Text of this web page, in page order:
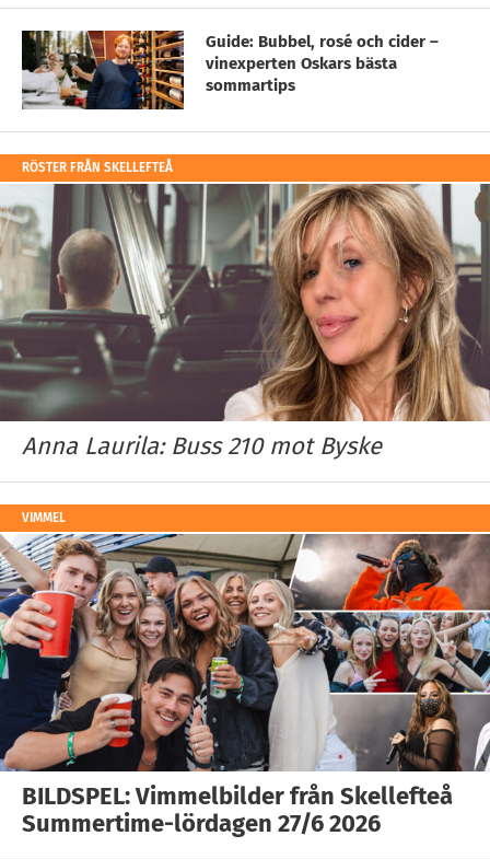
Guide: Bubbel, rosé och cider –
vinexperten Oskars bästa
sommartips
RÖSTER FRÅN SKELLEFTEÅ
Anna Laurila: Buss 210 mot Byske
VIMMEL
BILDSPEL: Vimmelbilder från Skellefteå
Summertime-lördagen 27/6 2026